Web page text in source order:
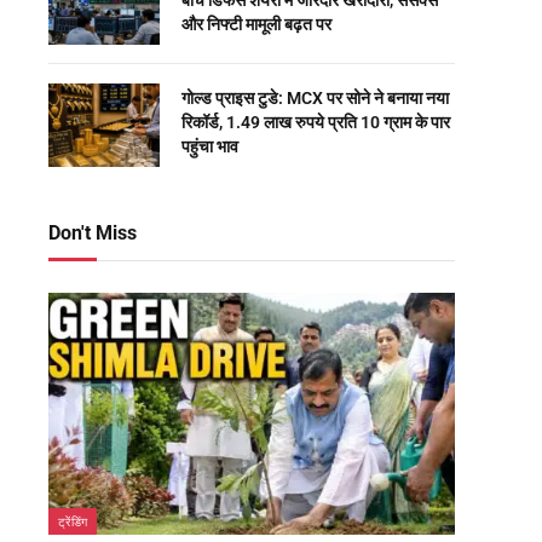
और निफ्टी मामूली बढ़त पर
गोल्ड प्राइस टुडे: MCX पर सोने ने बनाया नया
रिकॉर्ड, 1.49 लाख रुपये प्रति 10 ग्राम के पार
पहुंचा भाव
Don't Miss
ट्रेंडिंग